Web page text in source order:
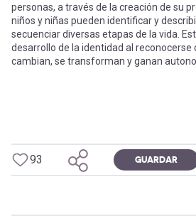
personas, a través de la creación de su
niños y niñas pueden identificar y
secuenciar diversas etapas de la vida.
desarrollo de la identidad al reconocerse
cambian, se transforman y ganan
93 GUARDAR